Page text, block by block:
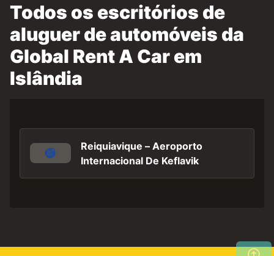
Todos os escritórios de
aluguer de automóveis da
Global Rent A Car em
Islândia
Reiquiavique – Aeroporto
Internacional De Keflavik